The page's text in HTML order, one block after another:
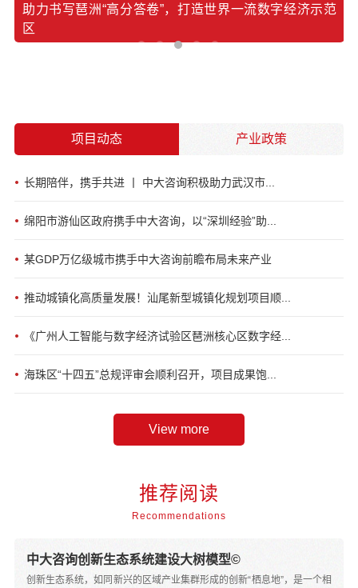
助力书写琶洲“高分答卷”，打造世界一流数字经济示范
区
项目动态 产业政策
长期陪伴，携手共进 丨 中大咨询积极助力武汉市...
绵阳市游仙区政府携手中大咨询，以“深圳经验”助...
某GDP万亿级城市携手中大咨询前瞻布局未来产业
推动城镇化高质量发展！汕尾新型城镇化规划项目顺...
《广州人工智能与数字经济试验区琶洲核心区数字经...
海珠区“十四五”总规评审会顺利召开，项目成果饱...
推荐阅读
Recommendations
中大咨询创新生态系统建设大树模型©
创新生态系统，如同新兴的区域产业集群形成的创新“栖息地”，是一个相